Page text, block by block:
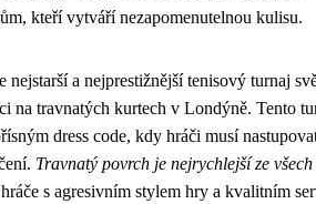
kteří vytváří nezapomenutelnou kulisu.
nejstarší a nejprestižnější tenisový turnaj
na travnatých kurtech v Londýně. Tento
dress code, kdy hráči musí
Travnatý povrch je nejrychlejší ze všech
s agresivním stylem hry a kvalitním